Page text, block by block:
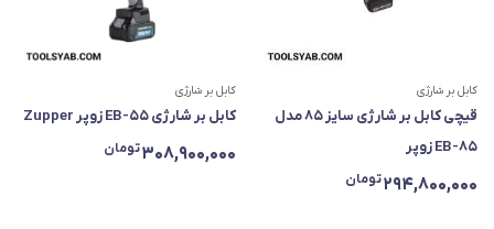
کابل بر شارژی
قیچی کابل بر شارژی سایز ۸۵ مدل
EB-85 زوپر
294,800,000تومان
کابل بر شارژی
کابل بر شارژی EB-55 زوپر Zupper
308,900,000تومان